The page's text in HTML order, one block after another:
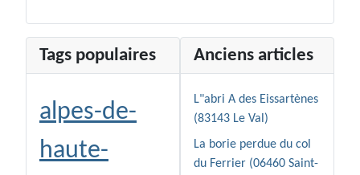
Tags populaires
alpes-de-
haute-
Anciens articles
L"abri A des Eissartènes
(83143 Le Val)
La borie perdue du col
du Ferrier (06460 Saint-